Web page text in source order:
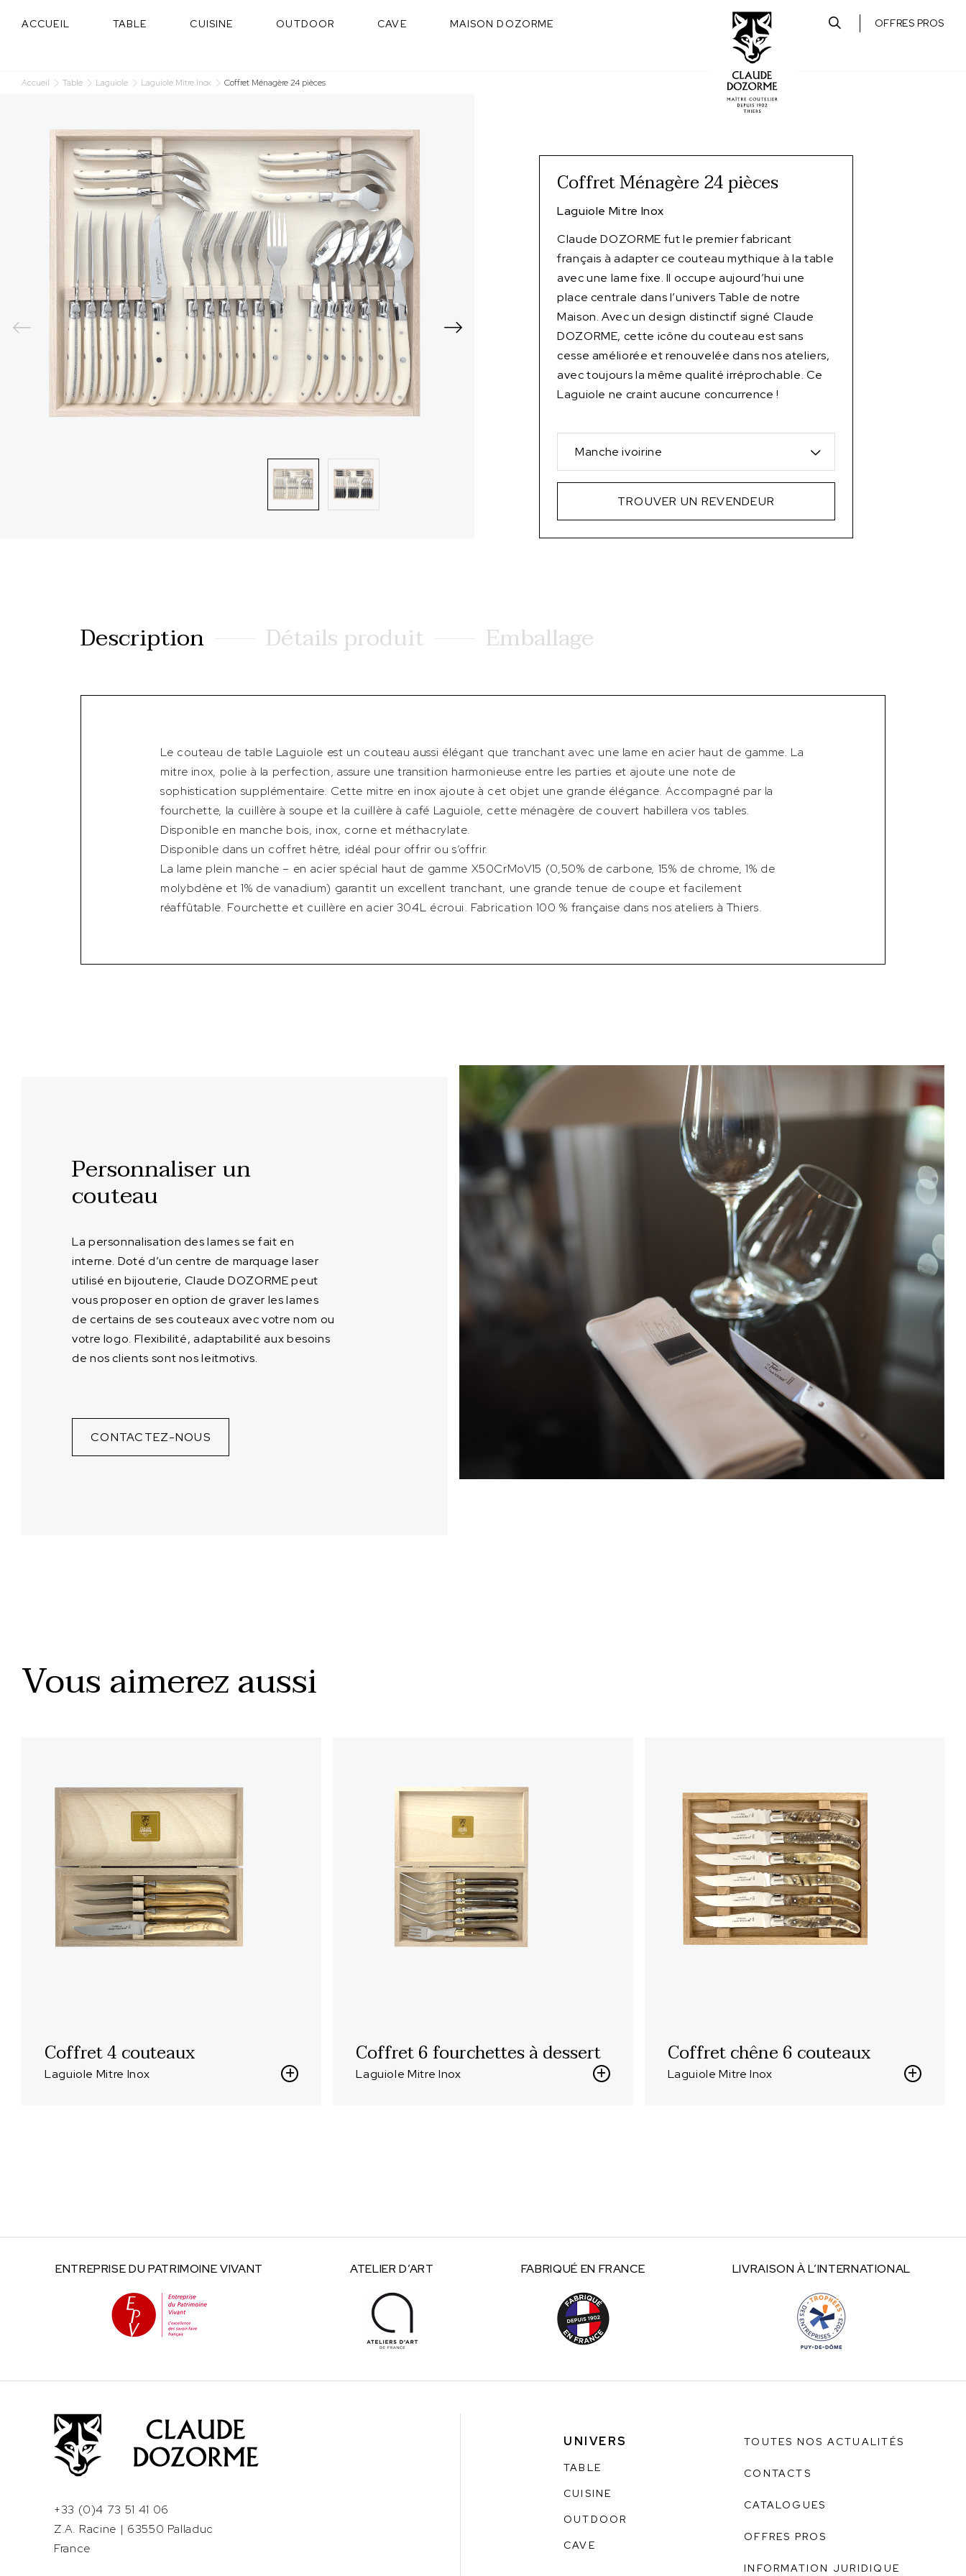
ACCUEIL TABLE CUISINE OUTDOOR CAVE MAISON DOZORME OFFRES PROS
Accueil Table Laguiole Laguiole Mitre Inox Coffret Ménagère 24 pièces
Coffret Ménagère 24 pièces
Laguiole Mitre Inox
Claude DOZORME fut le premier fabricant
français à adapter ce couteau mythique à la table
avec une lame fixe. Il occupe aujourd’hui une
place centrale dans l’univers Table de notre
Maison. Avec un design distinctif signé Claude
DOZORME, cette icône du couteau est sans
cesse améliorée et renouvelée dans nos ateliers,
avec toujours la même qualité irréprochable. Ce
Laguiole ne craint aucune concurrence !
Manche ivoirine
TROUVER UN REVENDEUR
Description Détails produit Emballage
Le couteau de table Laguiole est un couteau aussi élégant que tranchant avec une lame en acier haut de gamme. La
mitre inox, polie à la perfection, assure une transition harmonieuse entre les parties et ajoute une note de
sophistication supplémentaire. Cette mitre en inox ajoute à cet objet une grande élégance. Accompagné par la
fourchette, la cuillère à soupe et la cuillère à café Laguiole, cette ménagère de couvert habillera vos tables.
Disponible en manche bois, inox, corne et méthacrylate.
Disponible dans un coffret hêtre, idéal pour offrir ou s’offrir.
La lame plein manche – en acier spécial haut de gamme X50CrMoV15 (0,50% de carbone, 15% de chrome, 1% de
molybdène et 1% de vanadium) garantit un excellent tranchant, une grande tenue de coupe et facilement
réaffûtable. Fourchette et cuillère en acier 304L écroui. Fabrication 100 % française dans nos ateliers à Thiers.
Personnaliser un
couteau
La personnalisation des lames se fait en
interne. Doté d’un centre de marquage laser
utilisé en bijouterie, Claude DOZORME peut
vous proposer en option de graver les lames
de certains de ses couteaux avec votre nom ou
votre logo. Flexibilité, adaptabilité aux besoins
de nos clients sont nos leitmotivs.
CONTACTEZ-NOUS
Vous aimerez aussi
Coffret 4 couteaux
Laguiole Mitre Inox
Coffret 6 fourchettes à dessert
Laguiole Mitre Inox
Coffret chêne 6 couteaux
Laguiole Mitre Inox
ENTREPRISE DU PATRIMOINE VIVANT ATELIERD’ART FABRIQUÉ EN FRANCE LIVRAISON ÀL’INTERNATIONAL
+33 (0)4 73 51 41 06
Z.A. Racine | 63550 Palladuc
France
UNIVERS
TABLE
CUISINE
OUTDOOR
CAVE
TOUTES NOS ACTUALITÉS
CONTACTS
CATALOGUES
OFFRES PROS
INFORMATION JURIDIQUE